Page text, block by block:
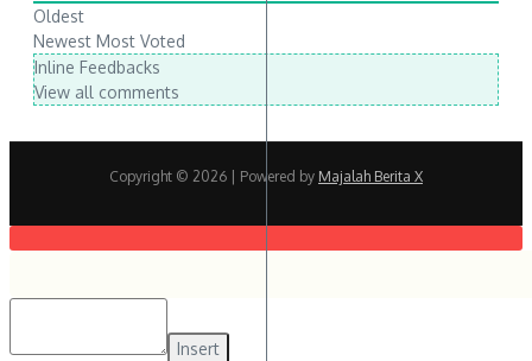
Oldest
Newest Most Voted
Inline Feedbacks
View all comments
Copyright © 2026 | Powered by Majalah Berita X
Insert